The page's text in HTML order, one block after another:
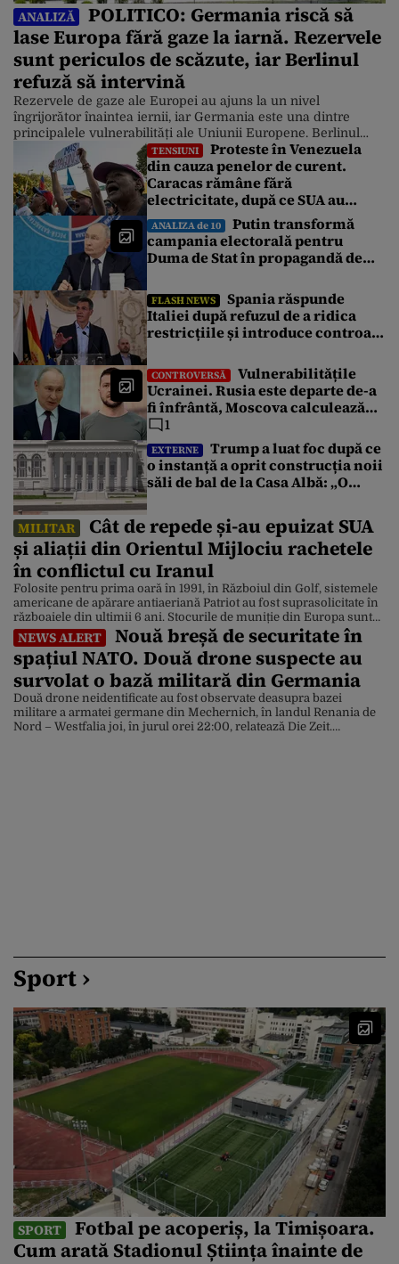
ANALIZĂ
POLITICO: Germania riscă să
lase Europa fără gaze la iarnă. Rezervele
sunt periculos de scăzute, iar Berlinul
refuză să intervină
Rezervele de gaze ale Europei au ajuns la un nivel
îngrijorător înaintea iernii, iar Germania este una dintre
principalele vulnerabilități ale Uniunii Europene. Berlinul
refuză deocamdată să intervină direct pentru a accelera
cumpărarea de gaze, mizând pe revenirea pieței, în timp ce
analiștii avertizează că o iarnă rece ar putea duce la prețuri
mai mari […]
TENSIUNI
Proteste în Venezuela
din cauza penelor de curent.
Caracas rămâne fără
electricitate, după ce SUA au
promis modernizarea rețelei
ANALIZA de 10
Putin transformă
campania electorală pentru
Duma de Stat în propagandă de
tratată cu indiferență la Kremlin
FLASH NEWS
Spania răspunde
Italiei după refuzul de a ridica
restricțiile și introduce controale
CONTROVERSĂ
Vulnerabilitățile
Ucrainei. Rusia este departe de-a
fi înfrântă, Moscova calculează
războiul în ani, nu în luni
1
EXTERNE
Trump a luat foc după ce
o instanță a oprit construcția noii
săli de bal de la Casa Albă: „O
MILITAR
Cât de repede și-au epuizat SUA
și aliații din Orientul Mijlociu rachetele
în conflictul cu Iranul
Folosite pentru prima oară în 1991, în Războiul din Golf, sistemele
americane de apărare antiaeriană Patriot au fost suprasolicitate în
războaiele din ultimii 6 ani. Stocurile de muniție din Europa sunt
acum epuizate din cauza războiului Ucrainei împotriva invaziei
ruse. Iar acum, sunt în prag de epuizare și în SUA din cauza
războiului cu Iranul, […]
NEWS ALERT
Nouă breșă de securitate în
spațiul NATO. Două drone suspecte au
survolat o bază militară din Germania
Două drone neidentificate au fost observate deasupra bazei
militare a armatei germane din Mechernich, în landul Renania de
Nord – Westfalia joi, în jurul orei 22:00, relatează Die Zeit.
Sport ›
SPORT
Fotbal pe acoperiș, la Timișoara.
Cum arată Stadionul Știința înainte de